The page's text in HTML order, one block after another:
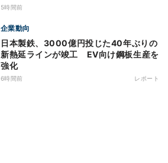
5時間前
企業動向
日本製鉄、3000億円投じた40年ぶりの
新熱延ラインが竣工 EV向け鋼板生産を
強化
6時間前 レポート